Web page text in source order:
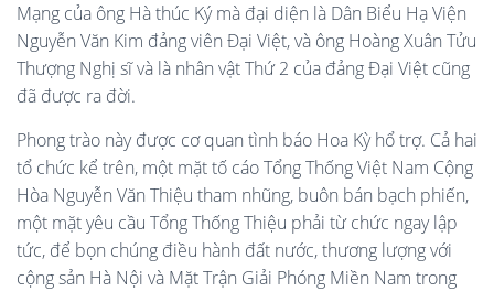
Mạng của ông Hà thúc Ký mà đại diện là Dân Biểu Hạ Viện
Nguyễn Văn Kim đảng viên Đại Việt, và ông Hoàng Xuân Tửu
Thượng Nghị sĩ và là nhân vật Thứ 2 của đảng Đại Việt cũng
đã được ra đời.
Phong trào này được cơ quan tình báo Hoa Kỳ hổ trợ. Cả hai
tổ chức kể trên, một mặt tố cáo Tổng Thống Việt Nam Cộng
Hòa Nguyễn Văn Thiệu tham nhũng, buôn bán bạch phiến,
một mặt yêu cầu Tổng Thống Thiệu phải từ chức ngay lập
tức, để bọn chúng điều hành đất nước, thương lượng với
cộng sản Hà Nội và Mặt Trận Giải Phóng Miền Nam trong